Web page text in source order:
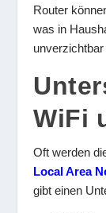
Router
was in
unverzichtbar
WiFi
Oft werden
Local Area
gibt einen